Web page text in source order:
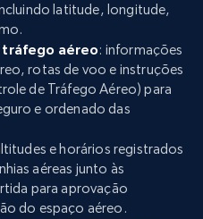
latitude, longitude,
tráfego aéreo: informações
rotas de voo e instruções
de Tráfego Aéreo) para
e ordenado das
e horários registrados
aéreas junto às
para aprovação
do espaço aéreo.